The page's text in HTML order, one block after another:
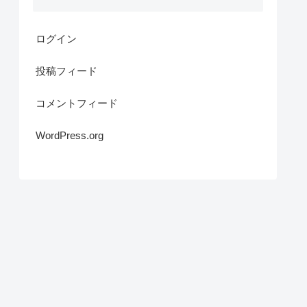
ログイン
投稿フィード
コメントフィード
WordPress.org